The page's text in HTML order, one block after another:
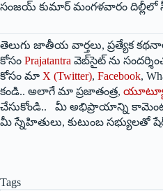
సంజయ్‌ కుమార్‌ మంగళవారం దిల్లీలో
తెలుగు జాతీయ వార్తలు, ప్రత్యేక
కోసం Prajatantra వెబ్‌సైట్ ను
కోసం మా X (Twitter), Facebook,
కండి.. అలాగే మా ప్రజాతంత్ర,
చేసుకోండి.. మీ అభిప్రాయాన్ని కామెంట్
మీ స్నేహితులు, కుటుంబ సభ్యులతో
Tags